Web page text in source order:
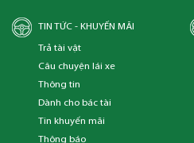
TIN TỨC - KHUYẾN MÃI
Trả tài vật
Câu chuyện lái xe
Thông tin
Dành cho bác tài
Tin khuyến mãi
Thông báo